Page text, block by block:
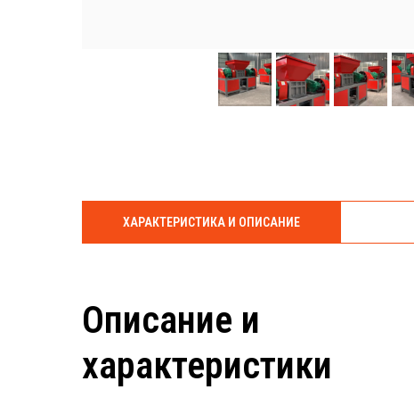
ХАРАКТЕРИСТИКА И ОПИСАНИЕ
Описание и
характеристики